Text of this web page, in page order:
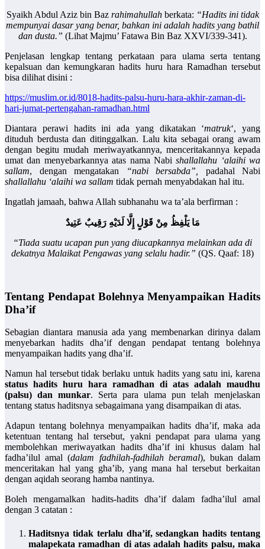
Syaikh Abdul Aziz bin Baz rahimahullahberkata: “Hadits ini tidak
mempunyai dasar yang benar, bahkan ini adalah hadits yang bathil
dan dusta.” (Lihat Majmu’ Fatawa Bin Baz XXVI/339-341).
Penjelasan lengkap tentang perkataan para ulama serta tentang
kepalsuan dan kemungkaran hadits huru hara Ramadhan tersebut
bisa dilihat disini :
https://muslim.or.id/8018-hadits-palsu-huru-hara-akhir-zaman-di-
hari-jumat-pertengahan-ramadhan.html
Diantara perawi hadits ini ada yang dikatakan ‘matruk‘, yang
dituduh berdusta dan ditinggalkan. Lalu kita sebagai orang awam
dengan begitu mudah meriwayatkannya, menceritakannya kepada
umat dan menyebarkannya atas nama Nabishallallahu ‘alaihi wa
sallam, dengan mengatakan “nabi bersabda”, padahal Nabi
shallallahu ‘alaihi wa sallam tidak pernah menyabdakan hal itu.
Ingatlah jamaah, bahwa Allah subhanahu wa ta’ala berfirman :
مَا يَلْفِظُ مِنْ قَوْلٍ إِلَّا لَدَيْهِ رَقِيبٌ عَتِيدٌ
“Tiada suatu ucapan pun yang diucapkannya melainkan ada di
dekatnya Malaikat Pengawas yang selalu hadir.” (QS. Qaaf: 18)
Tentang Pendapat Bolehnya Menyampaikan Hadits
Dha’if
Sebagian diantara manusia ada yang membenarkan dirinya dalam
menyebarkan hadits dha’if dengan pendapat tentang bolehnya
menyampaikan hadits yang dha’if.
Namun hal tersebut tidak berlaku untuk hadits yang satu ini, karena
status hadits huru hara ramadhan di atas adalah maudhu
(palsu) dan munkar. Serta para ulama pun telah menjelaskan
tentang status haditsnya sebagaimana yang disampaikan di atas.
Adapun tentang bolehnya menyampaikan hadits dha’if, maka ada
ketentuan tentang hal tersebut, yakni pendapat para ulama yang
membolehkan meriwayatkan hadits dha’if ini khusus dalam hal
fadha’ilul amal (dalam fadhilah-fadhilah beramal), bukan dalam
menceritakan hal yang gha’ib, yang mana hal tersebut berkaitan
dengan aqidah seorang hamba nantinya.
Boleh mengamalkan hadits-hadits dha’if dalam fadha’ilul amal
dengan 3 catatan :
Haditsnya tidak terlalu dha’if, sedangkan hadits tentang
malapekata ramadhan di atas adalah hadits palsu, maka